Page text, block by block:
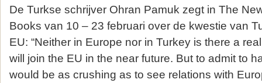
De Turkse schrijver Ohran Pamuk zegt in The
Books van 10 – 23 februari over de kwestie van
EU: “Neither in Europe nor in Turkey is there a
will join the EU in the near future. But to admit to
would be as crushing as to see relations with